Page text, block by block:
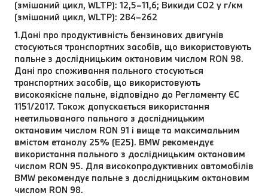
(змішаний цикл, WLTP): 12,5–11,6; Викиди CO2 у г/км
(змішаний цикл, WLTP): 284–262
1.Дані про продуктивність бензинових двигунів
стосуються транспортних засобів, що використовують
пальне з дослідницьким октановим числом RON 98.
Дані про споживання пального стосуються
транспортних засобів, що використовують
високоякісне пальне, відповідно до Регламенту ЄС
1151/2017. Також допускається використання
неетильованого пального з дослідницьким
октановим числом RON 91 і вище та максимальним
вмістом етанолу 25% (E25). BMW рекомендує
використання пального з дослідницьким октановим
числом RON 95. Для високопродуктивних автомобілів
BMW рекомендує пальне з дослідницьким октановим
числом RON 98.